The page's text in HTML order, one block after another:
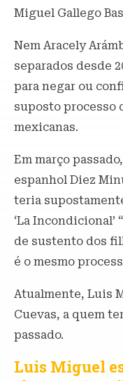
Miguel Gallego
Nem Aracely
separados desde
para negar ou
suposto processo
mexicanas.
Em março
espanhol Diez
teria
‘La
de sustento dos
é o mesmo
Atualmente, Luis
Cuevas, a quem
passado.
Luis Miguel